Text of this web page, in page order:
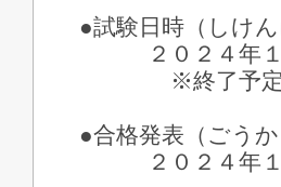
●試験日時（しけん
２０２４年１２
※終了予定（し
●合格発表（ごうか
２０２４年１２